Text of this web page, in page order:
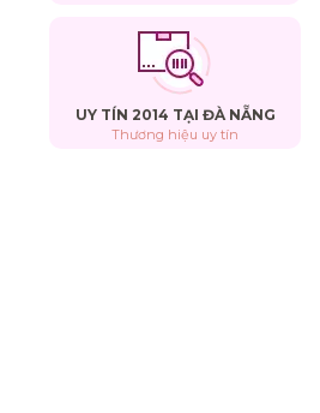
UY TÍN 2014 TẠI ĐÀ NẴNG
Thương hiệu uy tín